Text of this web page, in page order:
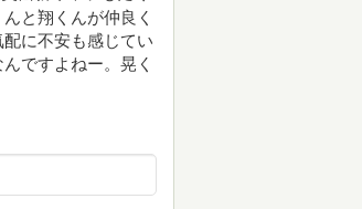
と翔くんが仲良く
に不安も感じてい
ですよねー。晃く